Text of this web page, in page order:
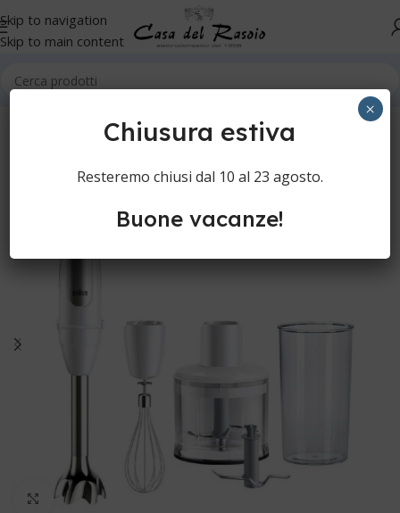
Skip to navigation
Skip to main content
Clicca per ingrandire
Chiusura estiva
Resteremo chiusi dal 10 al 23 agosto.
Buone vacanze!
×